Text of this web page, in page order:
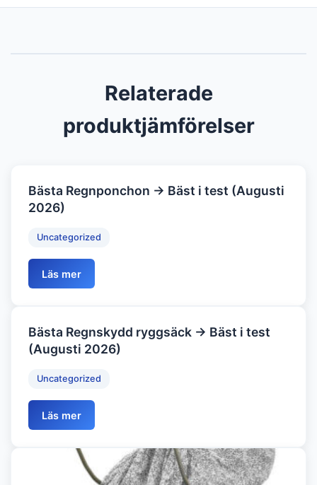
Relaterade
produktjämförelser
Bästa Regnponchon → Bäst i test (Augusti
2026)
Uncategorized
Läs mer
Bästa Regnskydd ryggsäck → Bäst i test
(Augusti 2026)
Uncategorized
Läs mer